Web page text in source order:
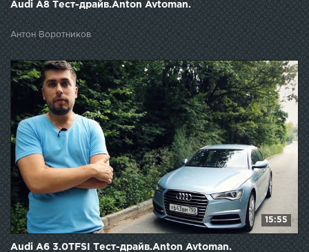
Audi A8 Тест-драйв.Anton Avtoman.
Антон Воротников
15:55
Audi A6 3.0TFSI Тест-драйв.Anton Avtoman.